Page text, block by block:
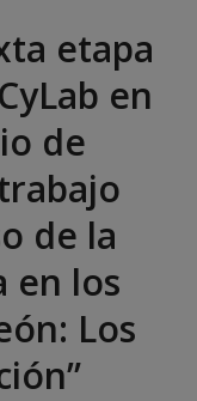
etapa
en
de
de la
en los
Los